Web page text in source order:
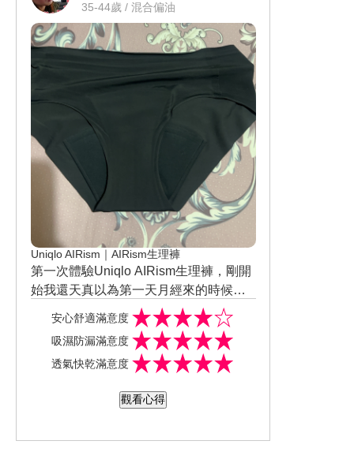
35-44歲 / 混合偏油
Uniqlo AIRism｜AIRism生理褲
第一次體驗Uniqlo AIRism生理褲，剛開
始我還天真以為第一天月經來的時候不
用放衛生棉，我想說不用放衛生棉，那
大量來的時候該怎麼辦，生理褲底部真
的會吸收進去嗎？，結果錯誤觀念當月
經前幾天來的時候量特別多還是要用衛
包覆也很透氣，怎麼睡也不太會外漏，
需要衛生棉，直接穿生理褲就可以了
安心舒適滿意度
吸濕防漏滿意度
透氣快乾滿意度
觀看心得